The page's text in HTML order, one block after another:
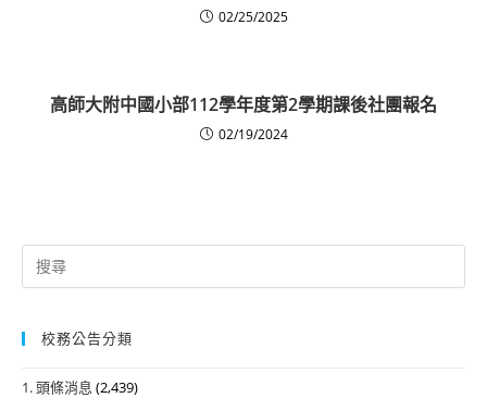
02/25/2025
高師大附中國小部112學年度第2學期課後社團報名
02/19/2024
Search
for:
校務公告分類
1. 頭條消息 (2,439)